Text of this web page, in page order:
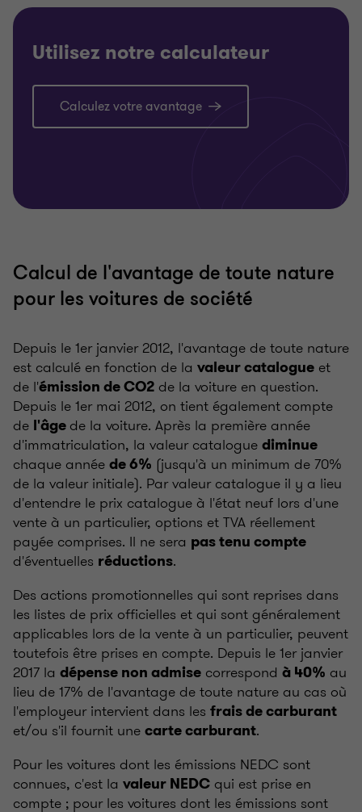
Utilisez notre calculateur
Calculez votre avantage
Calcul de l'avantage de toute nature
pour les voitures de société
Depuis le 1er janvier 2012, l'avantage de toute nature
est calculé en fonction de la valeur catalogue et
de l'émission de CO2 de la voiture en question.
Depuis le 1er mai 2012, on tient également compte
de l'âge de la voiture. Après la première année
d'immatriculation, la valeur catalogue diminue
chaque année de 6% (jusqu'à un minimum de 70%
de la valeur initiale). Par valeur catalogue il y a lieu
d'entendre le prix catalogue à l'état neuf lors d'une
vente à un particulier, options et TVA réellement
payée comprises. Il ne sera pas tenu compte
d'éventuelles réductions.
Des actions promotionnelles qui sont reprises dans
les listes de prix officielles et qui sont généralement
applicables lors de la vente à un particulier, peuvent
toutefois être prises en compte. Depuis le 1er janvier
2017 la dépense non admise correspond à 40% au
lieu de 17% de l'avantage de toute nature au cas où
l'employeur intervient dans les frais de carburant
et/ou s'il fournit une carte carburant.
Pour les voitures dont les émissions NEDC sont
connues, c'est la valeur NEDC qui est prise en
compte ; pour les voitures dont les émissions sont